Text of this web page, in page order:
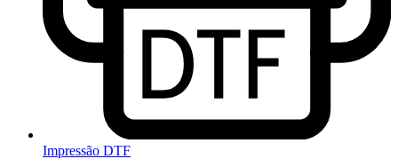
Impressão DTF